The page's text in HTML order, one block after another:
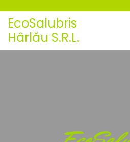
EcoSalubris
Hârlău S.R.L.